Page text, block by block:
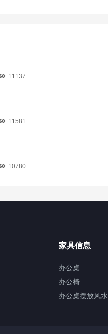
11137
11581
10780
家具信息
办公桌
办公椅
办公桌摆放风水